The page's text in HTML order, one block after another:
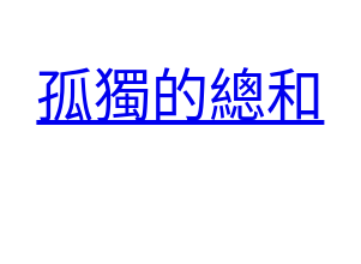
孤獨的總和